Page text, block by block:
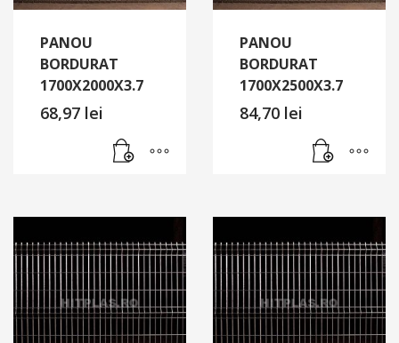
PANOU
BORDURAT
1700X2000X3.7
68,97 lei
PANOU
BORDURAT
1700X2500X3.7
84,70 lei